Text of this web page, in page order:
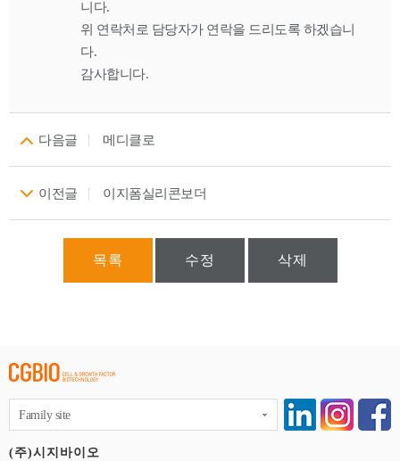
니다.
위 연락처로 담당자가 연락을 드리도록 하겠습니
다.
감사합니다.
다음글 메디클로
이전글 이지폼실리콘보더
목록 수정 삭제
(주)시지바이오
Family site